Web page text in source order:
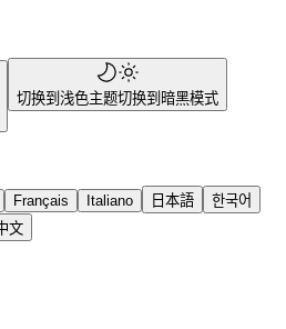
切换到浅色主题切换到暗黑模式
Français Italiano 日本語
한국어
文